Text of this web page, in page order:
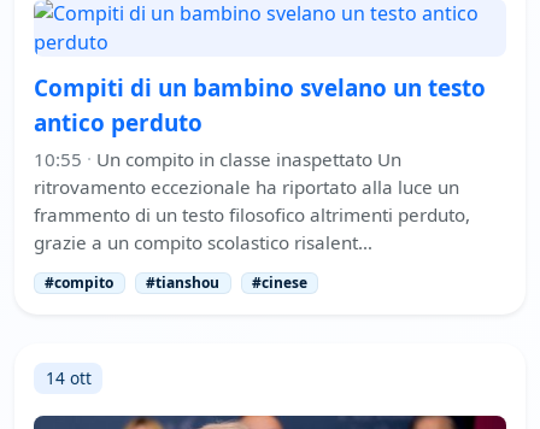
Compiti di un bambino svelano un testo
antico perduto
10:55 · Un compito in classe inaspettato Un
ritrovamento eccezionale ha riportato alla luce un
frammento di un testo filosofico altrimenti perduto,
grazie a un compito scolastico risalent…
#compito #tianshou #cinese
14 ott